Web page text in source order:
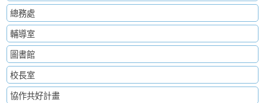
總務處
輔導室
圖書館
校長室
協作共好計畫